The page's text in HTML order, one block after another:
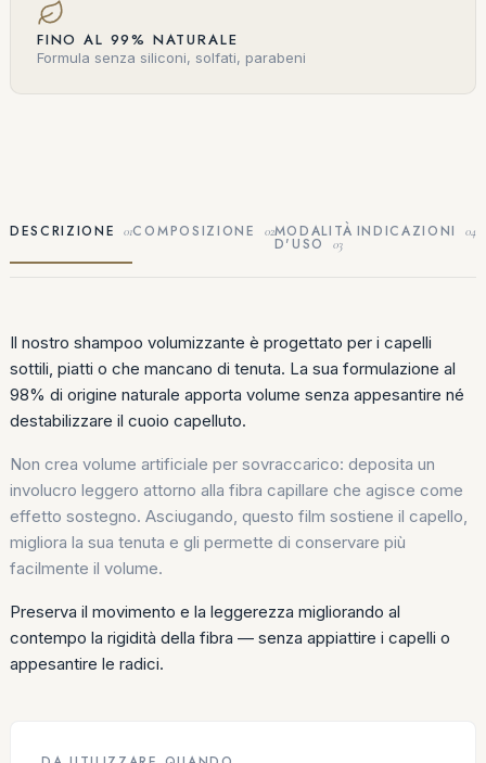
FINO AL 99% NATURALE
Formula senza siliconi, solfati, parabeni
DESCRIZIONE 01COMPOSIZIONE 02MODALITÀ
D'USO 03
INDICAZIONI 04
Il nostro shampoo volumizzante è progettato per i capelli
sottili, piatti o che mancano di tenuta. La sua formulazione al
98% di origine naturale apporta volume senza appesantire né
destabilizzare il cuoio capelluto.
Non crea volume artificiale per sovraccarico: deposita un
involucro leggero attorno alla fibra capillare che agisce come
effetto sostegno. Asciugando, questo film sostiene il capello,
migliora la sua tenuta e gli permette di conservare più
facilmente il volume.
Preserva il movimento e la leggerezza migliorando al
contempo la rigidità della fibra — senza appiattire i capelli o
appesantire le radici.